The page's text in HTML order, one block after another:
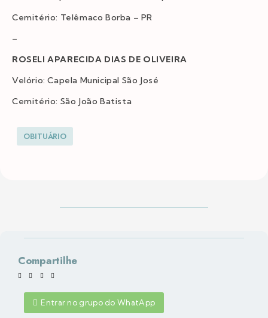
Cemitério: Telêmaco Borba – PR
–
ROSELI APARECIDA DIAS DE OLIVEIRA
Velório: Capela Municipal São José
Cemitério: São João Batista
OBITUÁRIO
Compartilhe
Entrar no grupo do WhatApp